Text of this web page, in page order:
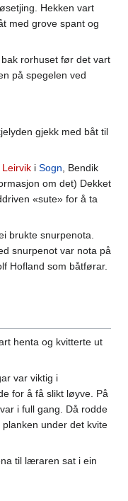
Hekken vart
med grove spant og
rorhuset før det vart
på spegelen ved
gjekk med båt til
Leirvik i Sogn, Bendik
om det) Dekket
«sute» for å ta
brukte snurpenota.
snurpenot var nota på
Hofland som båtførar.
henta og kvitterte ut
var viktig i
for å få slikt løyve. På
i full gang. Då rodde
under det kvite
til læraren sat i ein